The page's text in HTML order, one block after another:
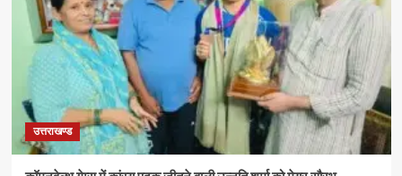
उत्तराखण्ड